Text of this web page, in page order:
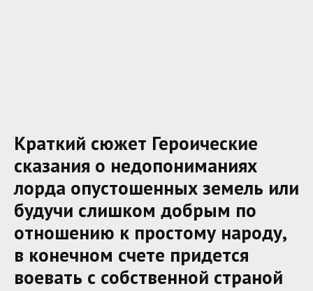
Краткий сюжет Героические
сказания о недопониманиях
лорда опустошенных земель или
будучи слишком добрым по
отношению к простому народу,
в конечном счете придется
воевать с собственной страной